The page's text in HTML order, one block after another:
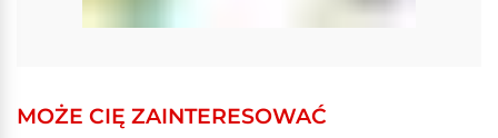
MOŻE CIĘ ZAINTERESOWAĆ